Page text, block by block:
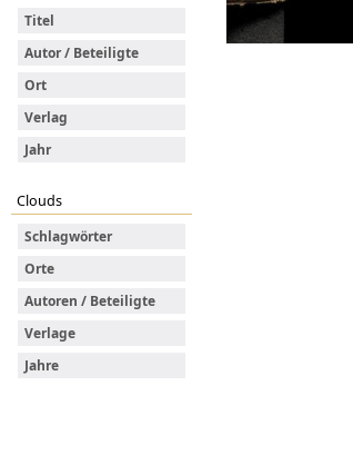
Titel
Autor / Beteiligte
Ort
Verlag
Jahr
Clouds
Schlagwörter
Orte
Autoren / Beteiligte
Verlage
Jahre